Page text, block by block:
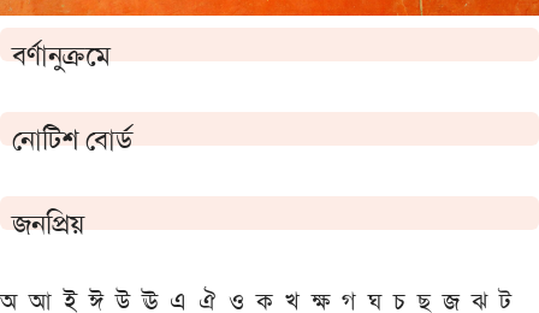
বর্ণানুক্রমে
নোটিশ বোর্ড
জনপ্রিয়
অ আ ই ঈ উ ঊ এ ঐ ও ক খ ক্ষ গ ঘ চ ছ জ ঝ ট